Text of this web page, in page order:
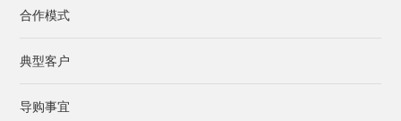
合作模式
典型客户
导购事宜